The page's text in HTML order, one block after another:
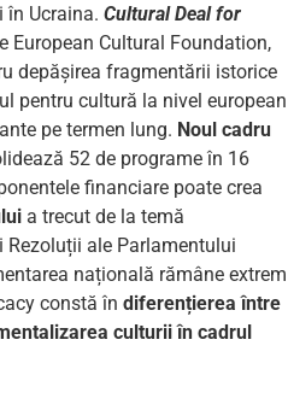
în Ucraina. Cultural Deal for
European Cultural Foundation,
depășirea fragmentării istorice
pentru cultură la nivel european
pe termen lung. Noul cadru
52 de programe în 16
financiare poate crea
a trecut de la temă
Rezoluții ale Parlamentului
națională rămâne extrem
constă în diferențierea între
culturii în cadrul